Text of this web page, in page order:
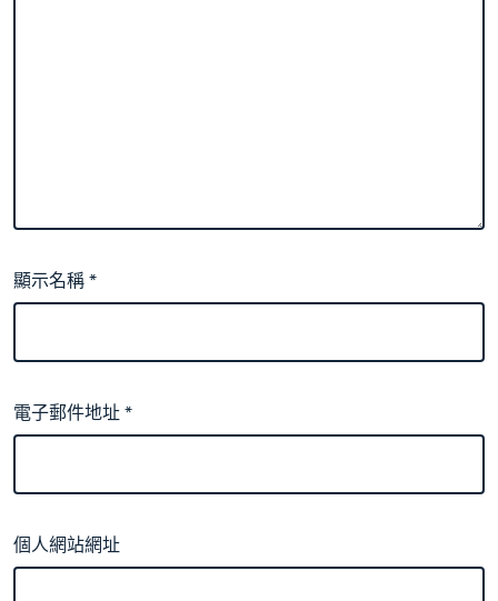
顯示名稱*
電子郵件地址*
個人網站網址